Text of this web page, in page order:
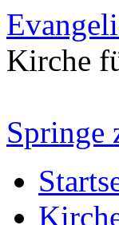
Kirche
Springe